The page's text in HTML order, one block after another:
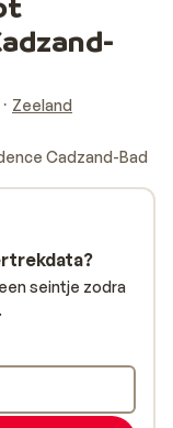
Zeeland
Cadzand-Bad
seintje zodra